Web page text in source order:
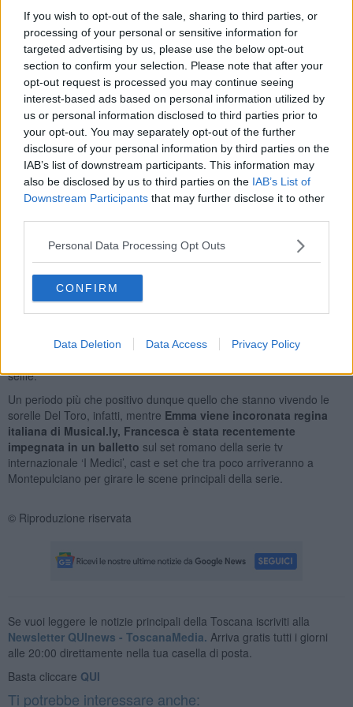
If you wish to opt-out of the sale, sharing to third parties, or
processing of your personal or sensitive information for
targeted advertising by us, please use the below opt-out
section to confirm your selection. Please note that after your
opt-out request is processed you may continue seeing
interest-based ads based on personal information utilized by
us or personal information disclosed to third parties prior to
your opt-out. You may separately opt-out of the further
disclosure of your personal information by third parties on the
IAB’s list of downstream participants. This information may
also be disclosed by us to third parties on the IAB’s List of
Downstream Participants that may further disclose it to other
Personal Data Processing Opt Outs
CONFIRM
Data Deletion Data Access Privacy Policy
Making Studios,società di consulenza per web creator e
partnership ufficiale, conmusical.ly , ha dato vita al primo grande
evento dedicato ai fan dell’applicazione, The Muser Battle appunto.
Emma Del Toro si è distinta,rispetto a tutti i partecipanti al
contest, per originalità, stile, simpatia e tecnica, doti che gli
organizzatori cercavano nei partecipanti per rappresentare il
lifestyle di musical.ly. Con questa vittoriaEmma potrà accedere
alla finale europeache si terrà aMilano il 1 ottobre 2017.
“Sono rimasto colpito dalla passionemostrata dai ragazzi su
, un’app che basa il proprio successo facendo coesistere
creatività, divertimento e intrattenimento. Ho pensato che tutto
poteva essere replicato nel mondo reale
e dunque ho
contattato direttamente musical.ly per organizzare il primo evento
di quello che spero possa diventare un giorno un vero e proprio
tour mondiale” – è stato il commento degli organizzatori.
Emma del Toro, su musical.ly Emmadeltoro00, può contare già
la sua esibizione dal vero e che dopo la vittoria non le hanno fatto
selfie.
Un periodo più che positivo dunque quello che stanno vivendo le
sorelle Del Toro, infatti, mentre Emma viene incoronata regina
italiana di Musical.ly, Francesca è stata recentemente
impegnata in un balletto sul set romano della serie tv
internazionale ‘I Medici’, cast e set che tra poco arriveranno a
Montepulciano per girare le scene principali della serie.
© Riproduzione riservata
Se vuoi leggere le notizie principali della Toscana iscriviti alla
Newsletter QUInews - ToscanaMedia. Arriva gratis tutti i giorni
alle 20:00 direttamente nella tua casella di posta.
Basta cliccare QUI
Ti potrebbe interessare anche: